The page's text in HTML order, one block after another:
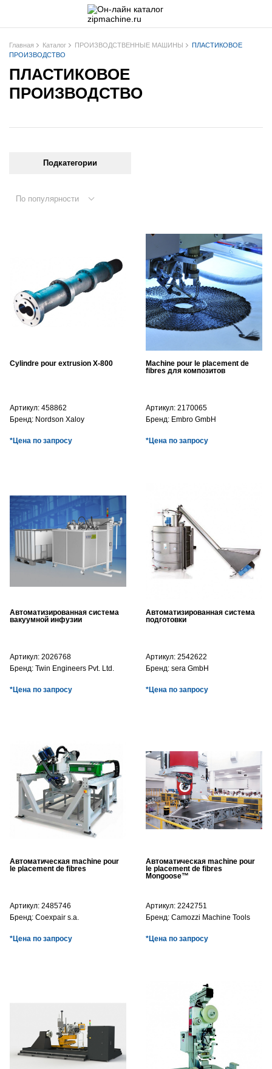
Главная Каталог ПРОИЗВОДСТВЕННЫЕ МАШИНЫ
ПЛАСТИКОВОЕ
ПРОИЗВОДСТВО
ПЛАСТИКОВОЕ
ПРОИЗВОДСТВО
Подкатегории
По популярности
Cylindre pour extrusion X-800
Артикул: 458862
Бренд: Nordson Xaloy
*Цена по запросу
Machine pour le placement de
fibres для композитов
Артикул: 2170065
Бренд: Embro GmbH
*Цена по запросу
Автоматизированная система
вакуумной инфузии
Артикул: 2026768
Бренд: Twin Engineers Pvt. Ltd.
*Цена по запросу
Автоматизированная система
подготовки
Артикул: 2542622
Бренд: sera GmbH
*Цена по запросу
Автоматическая machine pour
le placement de fibres
Артикул: 2485746
Бренд: Coexpair s.a.
*Цена по запросу
Автоматическая machine pour
le placement de fibres
Mongoose™
Артикул: 2242751
Бренд: Camozzi Machine Tools
*Цена по запросу